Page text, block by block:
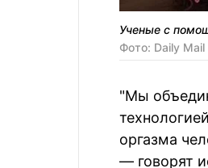
Ученые с
Фото: Daily Mail
"Мы
оргазма
— говорят